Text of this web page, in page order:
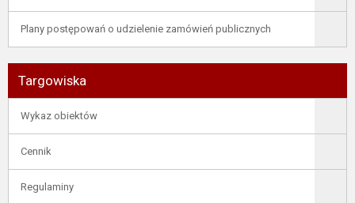
Plany postępowań o udzielenie zamówień publicznych
Targowiska
Wykaz obiektów
Cennik
Regulaminy